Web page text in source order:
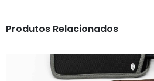
Produtos Relacionados